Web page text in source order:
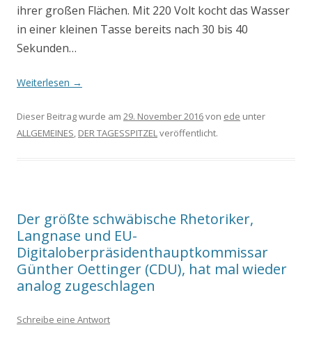
ihrer großen Flächen. Mit 220 Volt kocht das Wasser
in einer kleinen Tasse bereits nach 30 bis 40
Sekunden…
Weiterlesen →
Dieser Beitrag wurde am 29. November 2016von ede unter
ALLGEMEINES, DER TAGESSPITZELveröffentlicht.
Der größte schwäbische Rhetoriker,
Langnase und EU-
Digitaloberpräsidenthauptkommissar
Günther Oettinger (CDU), hat mal wieder
analog zugeschlagen
Schreibe eine Antwort